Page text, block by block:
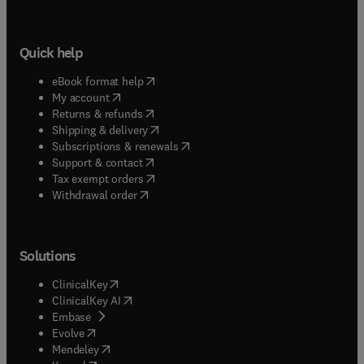
Quick help
eBook format help( opens in new tab/window
My account( opens in new tab/window
Returns & refunds( opens in new tab/window
Shipping & delivery(opens in new tab/window
Subscriptions & renewals( opens in new tab/window
Support & contact( opens in new tab/window
Tax exempt orders( opens in new tab/window
Withdrawal order
Solutions
ClinicalKey(opens in new tab/window
ClinicalKey AI opens in new tab/window
Embase( opens in new tab/window
Evolve(opens in new tab/window
Mendeley( opens in new tab/window